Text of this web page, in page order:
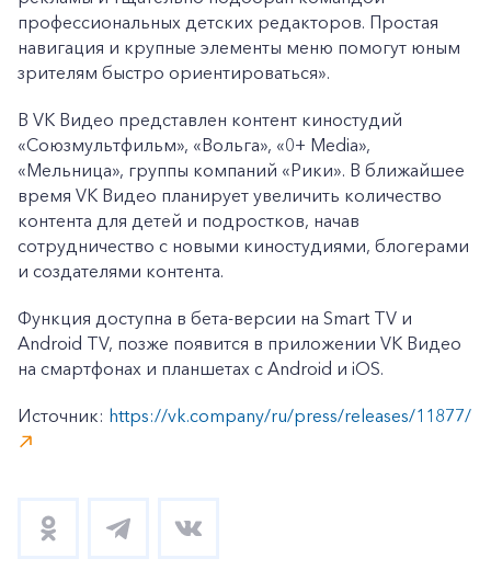
профессиональных детских редакторов. Простая
навигация и крупные элементы меню помогут юным
зрителям быстро ориентироваться».
В VK Видео представлен контент киностудий
«Союзмультфильм», «Вольга», «0+ Media»,
«Мельница», группы компаний «Рики». В ближайшее
время VK Видео планирует увеличить количество
контента для детей и подростков, начав
сотрудничество с новыми киностудиями, блогерами
и создателями контента.
Функция доступна в бета-версии на Smart TV и
Android TV, позже появится в приложении VK Видео
на смартфонах и планшетах с Android и iOS.
Источник: https://vk.company/ru/press/releases/11877/